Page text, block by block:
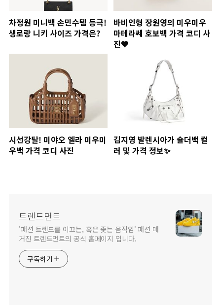
차정원 미니백 손민수템 등극!
생로랑 니키 사이즈 가격은?
바비인형 장원영의 미우미우
마테라쎄 호보백 가격 코디 사
진🤎
시선강탈! 미야오 엘라 미우미
우백 가격 코디 사진
김지영 발렌시아가 숄더백 컬
러 및 가격 정보✨
트렌드먼트
'패션 트렌드를 이끄는, 혹은 좇는 움직임' 패션 매
거진 트렌드먼트의 공식 홈페이지 입니다.
구독하기